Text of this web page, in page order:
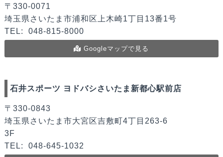
〒330-0071
埼玉県さいたま市浦和区上木崎1丁目13番1号
TEL:
048-815-8000
Googleマップで見る
石井スポーツ ヨドバシさいたま新都心駅前店
〒330-0843
埼玉県さいたま市大宮区吉敷町4丁目263-6
3F
TEL:
048-645-1032